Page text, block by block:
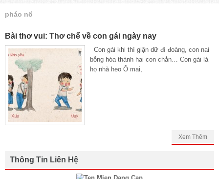
pháo nổ
Bài thơ vui: Thơ chế về con gái ngày nay
Con gái khi thì giận dữ đì đoàng, con nai
bỗng hóa thành hai con chằn… Con gái là
họ nhà heo Ô mai,
Xem Thêm
Thông Tin Liên Hệ